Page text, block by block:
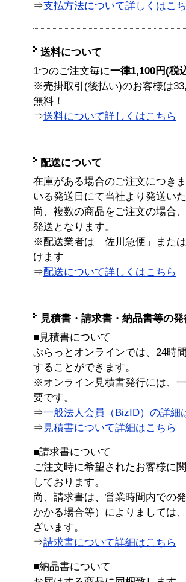
⇒支払方法について詳しくはこ
送料について
1つのご注文毎に一律1,100円(税
※売掛取引(後払い)のお客様は
無料！
⇒送料について詳しくはこちら
配送について
在庫がある場合のご注文につき
いる発送日にて当社より発送い
尚、複数の商品をご注文の場合
発送となります。
※配送業者は「佐川急便」また
けます
⇒配送について詳しくはこちら
見積書・請求書・納品書等の
■見積書について
ぷらっとオンラインでは、24時
することができます。
※オンライン見積書発行には、
要です。
⇒一般法人会員（BizID）の詳細
⇒ 見積書について詳細はこちら
■請求書について
ご注文時に希望されたお客様に
しております。
尚、請求書は、営業時間内での
かかる場合等）によりましては
ざいます。
⇒請求書について詳細はこちら
■納品書について